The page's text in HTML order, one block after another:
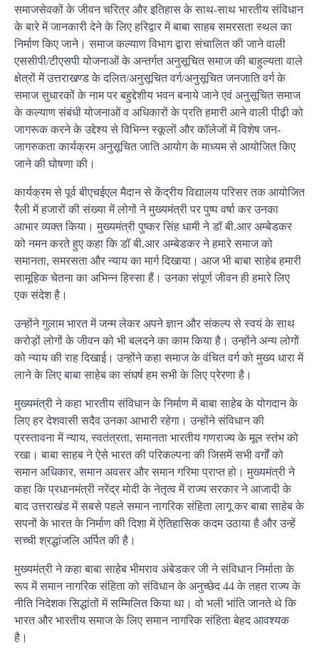
समाजसेवकों के जीवन चरित्र और इतिहास के साथ-साथ भारतीय संविधान
के बारे में जानकारी देने के लिए हरिद्वार में बाबा साहब समरसता स्थल का
निर्माण किए जाने। समाज कल्याण विभाग द्वारा संचालित की जाने वाली
एससीपी/टीएसपी योजनाओं के अन्तर्गत अनुसूचित समाज की बाहुल्यता वाले
क्षेत्रों में उत्तराखण्ड के दलित/अनुसूचित वर्ग/अनुसूचित जनजाति वर्ग के
समाज सुधारकों के नाम पर बहुद्देशीय भवन बनाये जाने एवं अनुसूचित समाज
के कल्याण संबंधी योजनाओं व अधिकारों के प्रति हमारी आने वाली पीढ़ी को
जागरूक करने के उद्देश्य से विभिन्न स्कूलों और कॉलेजों में विशेष जन-
जागरुकता कार्यक्रम अनुसूचित जाति आयोग के माध्यम से आयोजित किए
जाने की घोषणा की।
कार्यक्रम से पूर्व बीएचईएल मैदान से केंद्रीय विद्यालय परिसर तक आयोजित
रैली में हजारों की संख्या में लोगों ने मुख्यमंत्री पर पुष्प वर्षा कर उनका
आभार व्यक्त किया। मुख्यमंत्री पुष्कर सिंह धामी ने डॉ बी.आर अम्बेडकर
को नमन करते हुए कहा कि डॉ बी.आर अम्बेडकर ने हमारे समाज को
समानता, समरसता और न्याय का मार्ग दिखाया। आज भी बाबा साहेब हमारी
सामूहिक चेतना का अभिन्न हिस्सा हैं। उनका संपूर्ण जीवन ही हमारे लिए
एक संदेश है।
उन्होंने गुलाम भारत में जन्म लेकर अपने ज्ञान और संकल्प से स्वयं के साथ
करोड़ों लोगों के जीवन को भी बलदने का काम किया है। उन्होंने अन्य लोगों
को न्याय की राह दिखाई। उन्होंने कहा समाज के वंचित वर्ग को मुख्य धारा में
लाने के लिए बाबा साहेब का संघर्ष हम सभी के लिए प्रेरणा है।
मुख्यमंत्री ने कहा भारतीय संविधान के निर्माण में बाबा साहेब के योगदान के
लिए हर देशवासी सदैव उनका आभारी रहेगा। उन्होंने संविधान की
प्रस्तावना में न्याय, स्वतंत्रता, समानता भारतीय गणराज्य के मूल स्तंभ को
रखा। बाबा साहब ने ऐसे भारत की परिकल्पना की जिसमें सभी वर्गों को
समान अधिकार, समान अवसर और समान गरिमा प्राप्त हो। मुख्यमंत्री ने
कहा कि प्रधानमंत्री नरेंद्र मोदी के नेतृत्व में राज्य सरकार ने आजादी के
बाद उत्तराखंड में सबसे पहले समान नागरिक संहिता लागू कर बाबा साहेब के
सपनों के भारत के निर्माण की दिशा में ऐतिहासिक कदम उठाया है और उन्हें
सच्ची श्रद्धांजलि अर्पित की है।
मुख्यमंत्री ने कहा बाबा साहेब भीमराव अंबेडकर जी ने संविधान निर्माता के
रूप में समान नागरिक संहिता को संविधान के अनुच्छेद 44 के तहत राज्य के
नीति निदेशक सिद्धांतों में सम्मिलित किया था। वो भली भांति जानते थे कि
भारत और भारतीय समाज के लिए समान नागरिक संहिता बेहद आवश्यक
है।